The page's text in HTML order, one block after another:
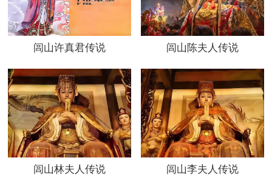
闾山许真君传说 闾山陈夫人传说
闾山林夫人传说 闾山李夫人传说